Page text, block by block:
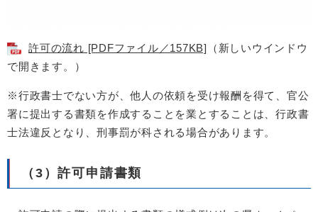
許可の流れ [PDFファイル／157KB]
（新しいウインドウ
で開きます。）​
※行政書士でない方が、他人の依頼を受け報酬を得て、官公
署に提出する書類を作成することを業とすることは、行政書
士法違反となり、刑事罰が科される場合があります。
（3）許可申請書類